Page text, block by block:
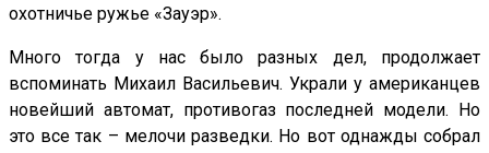
охотничье ружье «Зауэр».
Много тогда у нас было разных дел, продолжает
вспоминать Михаил Васильевич. Украли у американцев
новейший автомат, противогаз последней модели. Но
это все так – мелочи разведки. Но вот однажды собрал